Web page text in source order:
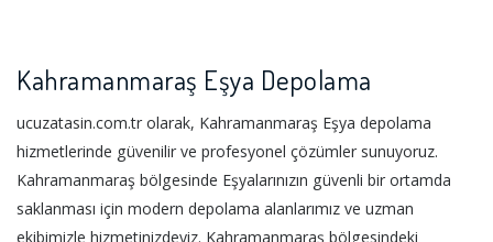
Kahramanmaraş Eşya Depolama
ucuzatasin.com.tr olarak, Kahramanmaraş Eşya depolama
hizmetlerinde güvenilir ve profesyonel çözümler sunuyoruz.
Kahramanmaraş bölgesinde Eşyalarınızın güvenli bir ortamda
saklanması için modern depolama alanlarımız ve uzman
ekibimizle hizmetinizdeyiz. Kahramanmaraş bölgesindeki